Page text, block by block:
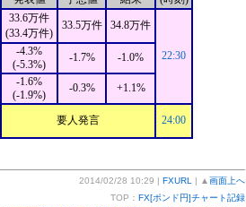
33.6万件
(33.4万件)
33.5万件 34.8万件
22:30
-4.3%
(-5.3%)
-1.7% -1.0%
-1.6%
(-1.9%)
-0.3%
+1.1%
要人発言 24:00
2014/02/28 10:29 | FXURL | ▲ 画面上へ
TOP： FX[ポンド円]チャート記録